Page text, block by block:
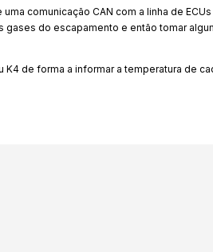
comunicação CAN com a linha de ECUs
gases do escapamento e então tomar
K4 de forma a informar a temperatura de